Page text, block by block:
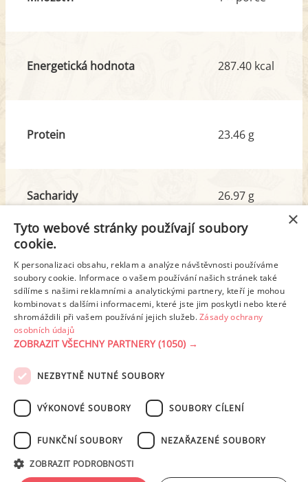
Energetická hodnota 287.40 kcal
Protein 23.46 g
Sacharidy
26.97 g
Tuk
z toho nas. mastné kyseliny
8.98 g
3.19 g
Detailní rozpis
PODMÍNKY UŽITÍ ZÁSADY OCHRANY OSOBNÍCH ÚDAJŮ
NASTAVENÍ COOKIES
tohoto serveru je bez písemného souhlasu provozovatele zakázáno.
×
Tyto webové stránky používají soubory
cookie.
K personalizaci obsahu, reklam a analýze návštěvnosti používáme
soubory cookie. Informace o vašem používání našich stránek také
sdílíme s našimi reklamními a analytickými partnery, kteří je mohou
kombinovat s dalšími informacemi, které jste jim poskytli nebo které
shromáždili při vašem používání jejich služeb.Zásady ochrany
osobních údajů
ZOBRAZIT VŠECHNY PARTNERY(1050) →
NEZBYTNĚ NUTNÉ SOUBORY
VÝKONOVÉ SOUBORY SOUBORY CÍLENÍ
FUNKČNÍ SOUBORY NEZAŘAZENÉ SOUBORY
ZOBRAZIT PODROBNOSTI